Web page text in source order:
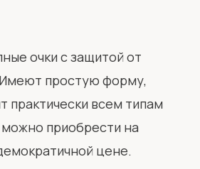
очки с защитой от
простую форму,
практически всем типам
можно приобрести на
цене.